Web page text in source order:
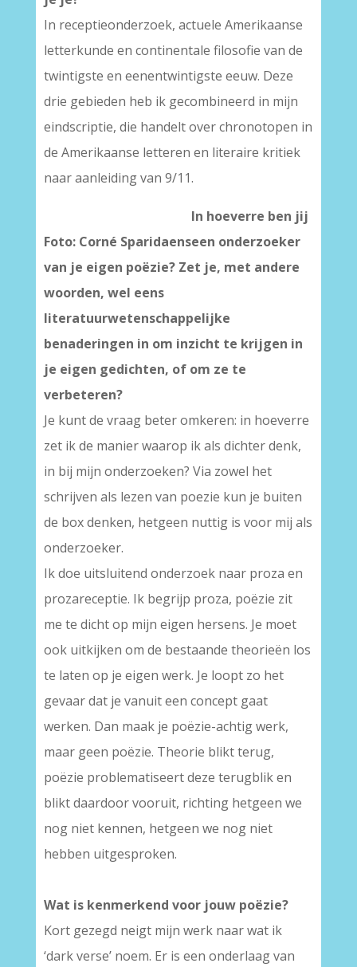
In receptieonderzoek, actuele Amerikaanse
letterkunde en continentale filosofie van de
twintigste en eenentwintigste eeuw. Deze
drie gebieden heb ik gecombineerd in mijn
eindscriptie, die handelt over chronotopen in
de Amerikaanse letteren en literaire kritiek
naar aanleiding van 9/11.
Foto: Corné Sparidaens
In hoeverre ben jij
een onderzoeker
van je eigen poëzie? Zet je, met andere
woorden, wel eens
literatuurwetenschappelijke
benaderingen in om inzicht te krijgen in
je eigen gedichten, of om ze te
verbeteren?
Je kunt de vraag beter omkeren: in hoeverre
zet ik de manier waarop ik als dichter denk,
in bij mijn onderzoeken? Via zowel het
schrijven als lezen van poezie kun je buiten
de box denken, hetgeen nuttig is voor mij als
onderzoeker.
Ik doe uitsluitend onderzoek naar proza en
prozareceptie. Ik begrijp proza, poëzie zit
me te dicht op mijn eigen hersens. Je moet
ook uitkijken om de bestaande theorieën los
te laten op je eigen werk. Je loopt zo het
gevaar dat je vanuit een concept gaat
werken. Dan maak je poëzie-achtig werk,
maar geen poëzie. Theorie blikt terug,
poëzie problematiseert deze terugblik en
blikt daardoor vooruit, richting hetgeen we
nog niet kennen, hetgeen we nog niet
hebben uitgesproken.
Wat is kenmerkend voor jouw poëzie?
Kort gezegd neigt mijn werk naar wat ik
‘dark verse’ noem. Er is een onderlaag van